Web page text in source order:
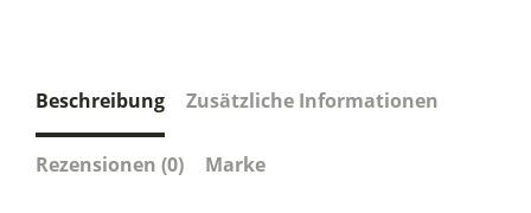
Beschreibung Zusätzliche Informationen
Rezensionen (0) Marke